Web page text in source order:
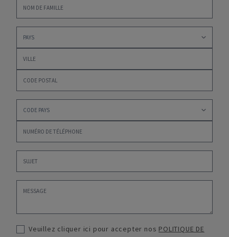
Veuillez cliquer ici pour accepter nos POLITIQUE DE